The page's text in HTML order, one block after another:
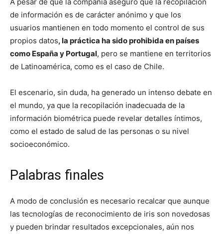
de información es de carácter anónimo y que los
usuarios mantienen en todo momento el control de sus
propios datos, la práctica ha sido prohibida en países
como España y Portugal, pero se mantiene en territorios
de Latinoamérica, como es el caso de Chile.
El escenario, sin duda, ha generado un intenso debate en
el mundo, ya que la recopilación inadecuada de la
información biométrica puede revelar detalles íntimos,
como el estado de salud de las personas o su nivel
socioeconómico.
Palabras finales
A modo de conclusión es necesario recalcar que aunque
las tecnologías de reconocimiento de iris son novedosas
y pueden brindar resultados excepcionales, aún nos